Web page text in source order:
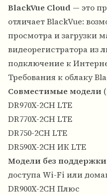
BlackVue Cloud — это
отличает BlackVue:
просмотра и загрузки
видеорегистратора из
подключение к
Требования к облаку
Совместимые модели
DR970X-2CH LTE
DR770X-2CH LTE
DR750-2CH LTE
DR590X-2CH ИК LTE
Модели без поддержки
доступа Wi-Fi или
DR900X-2CH Плюс